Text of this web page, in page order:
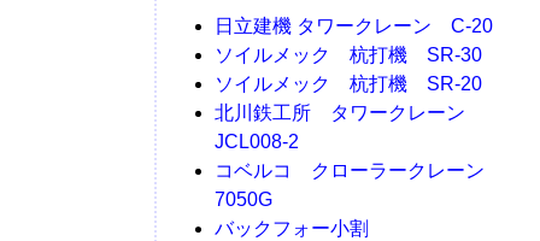
日立建機 タワークレーン C-20
ソイルメック 杭打機 SR-30
ソイルメック 杭打機 SR-20
北川鉄工所 タワークレーン
JCL008-2
コベルコ クローラークレーン
7050G
バックフォー小割